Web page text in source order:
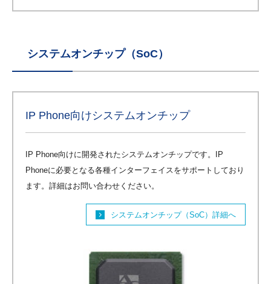
システムオンチップ（SoC）
IP Phone向けシステムオンチップ
IP Phone向けに開発されたシステムオンチップです。IP
Phoneに必要となる各種インターフェイスをサポートしており
ます。詳細はお問い合わせください。
システムオンチップ（SoC）詳細へ